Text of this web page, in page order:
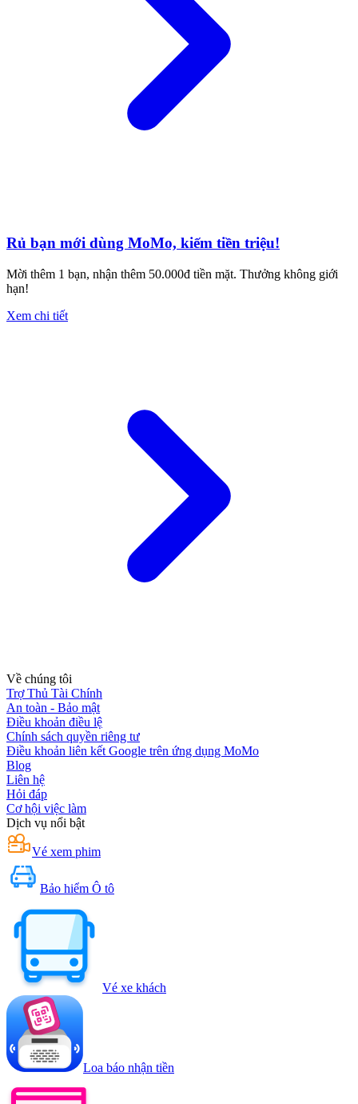
Rủ bạn mới dùng MoMo, kiếm tiền triệu!
Mời thêm 1 bạn, nhận thêm 50.000đ tiền mặt. Thưởng không giới
hạn!
Xem chi tiết
Về chúng tôi
Trợ Thủ Tài Chính
An toàn - Bảo mật
Điều khoản điều lệ
Chính sách quyền riêng tư
Điều khoản liên kết Google trên ứng dụng MoMo
Blog
Liên hệ
Hỏi đáp
Cơ hội việc làm
Dịch vụ nổi bật
Vé xem phim
Bảo hiểm Ô tô
Vé xe khách
Loa báo nhận tiền